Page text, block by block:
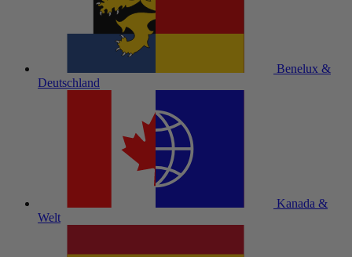
Benelux &
Deutschland
Kanada &
Welt